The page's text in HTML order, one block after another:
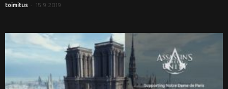
toimitus - 15.9.2019